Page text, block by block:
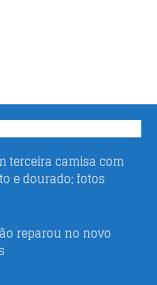
terceira camisa com
e dourado; fotos
reparou no novo